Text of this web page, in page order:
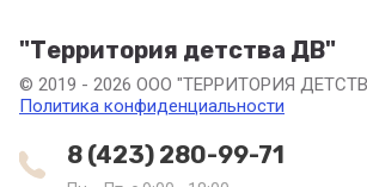
"Территория детства ДВ"
© 2019 - 2026 ООО "ТЕРРИТОРИЯ
Политика конфиденциальности
8 (423) 280-99-71